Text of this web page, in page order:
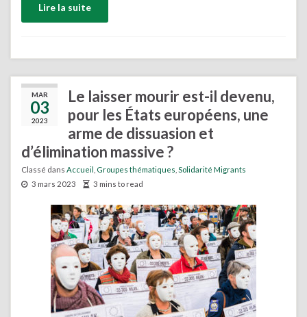
Lire la suite
MAR
03
2023
Le laisser mourir est-il devenu,
pour les États européens, une
arme de dissuasion et
d’élimination massive ?
Classé dans Accueil Groupes thématiques Solidarité Migrants
3 mars 2023
3 mins to read